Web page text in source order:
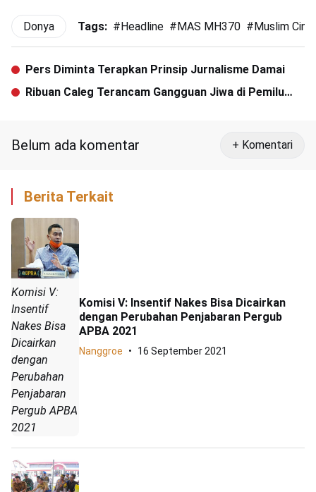
Donya Tags: # Headline # MAS MH370 # Muslim Cina
Pers Diminta Terapkan Prinsip Jurnalisme Damai
Ribuan Caleg Terancam Gangguan Jiwa di Pemilu
Belum ada komentar + Komentari
Berita Terkait
Komisi V:
Insentif
Nakes Bisa
Dicairkan
dengan
Perubahan
Penjabaran
Pergub APBA
2021
Komisi V: Insentif Nakes Bisa Dicairkan
dengan Perubahan Penjabaran Pergub
APBA 2021
Nanggroe 16 September 2021